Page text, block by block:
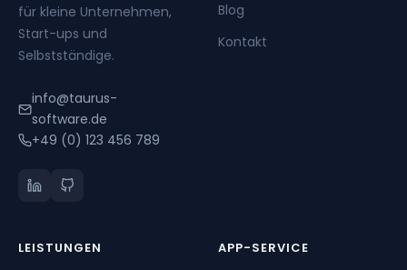
für kleine Unternehmen,
Start-ups und
Selbstständige.
info@taurus-
software.de
+49 (0) 123 456 789
Blog
Kontakt
LEISTUNGEN APP-SERVICE